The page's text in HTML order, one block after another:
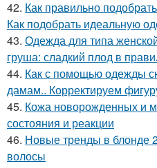
42. Как правильно
Как подобрать идеальную
43. Одежда для типа
груша: сладкий плод в
44. Как с помощью одежды
дамам.. Корректируем
45. Кожа новорожденных и
состояния и реакции
46. Новые тренды в блонде
волосы